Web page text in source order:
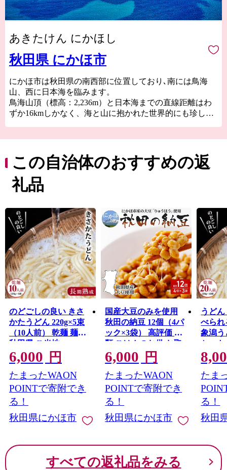
あきたけん にかほし
秋田県 にかほ市
にかほ市は秋田県の南西部に位置しており､南には鳥海
山、西に日本海を臨みます。
鳥海山頂（標高：2,236m）と日本海までの直線距離はわ
ずか16kmしかなく、海と山に抱かれた世界的にも珍しい
お届けします。
この自治体のおすすめの返
礼品
のどごしの良い きさ
かたうどん 220g×5束
（10人前） 乾麺 麺類
秋田県 ご当地
6,000 円
たまったWAON
POINTで寄附でき
る！
秋田県にかほ市
国産大豆のみを使用
秋田の納豆 12個（4パ
ック×3袋） 高評価 豆
類 ごはんのお供 お取
り寄せグルメ
6,000 円
たまったWAON
POINTで寄附でき
る！
秋田県にかほ市
うど
べられ
象潟う
セッ
麺 麺
子ども
グル
食 非
防災
ストッ
用 常
たま
る！
秋田
すべての返礼品をみる